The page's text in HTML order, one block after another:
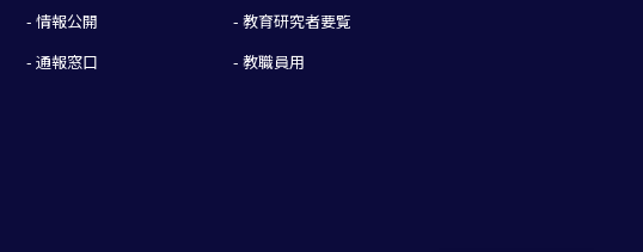
- 情報公開
- 通報窓口
- 教育研究者要覧
- 教職員用